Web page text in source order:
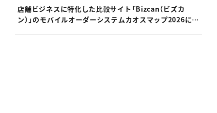
店舗ビジネスに特化した比較サイト「Bizcan（ビズカ
ン）」のモバイルオーダーシステムカオスマップ2026にハ